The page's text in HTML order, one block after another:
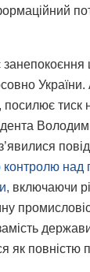
України.
посилює тиск
контролю над
включаючи
як повністю